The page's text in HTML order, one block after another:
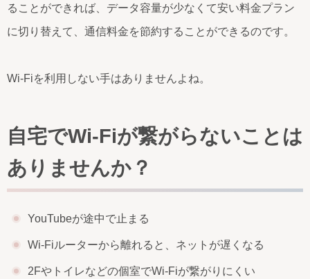
ることができれば、データ容量が少なくて安い料金プラン
に切り替えて、通信料金を節約することができるのです。
Wi-Fiを利用しない手はありませんよね。
自宅でWi-Fiが繋がらないことは
ありませんか？
YouTubeが途中で止まる
Wi-Fiルーターから離れると、ネットが遅くなる
2Fやトイレなどの個室でWi-Fiが繋がりにくい